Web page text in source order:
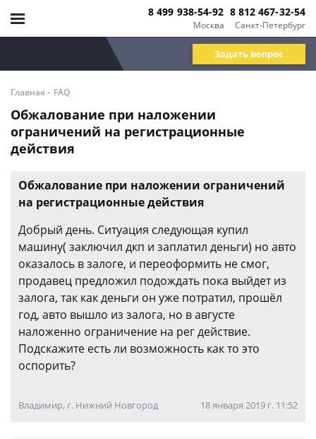
Москва
8 499 938-54-92
Санкт-Петербург
8 812 467-32-54
Задать вопрос
Главная - FAQ
Обжалование при наложении
ограничений на регистрационные
действия
Обжалование при наложении ограничений
на регистрационные действия
Добрый день. Ситуация следующая купил
машину( заключил дкп и заплатил деньги) но авто
оказалось в залоге, и переоформить не смог,
продавец предложил подождать пока выйдет из
залога, так как деньги он уже потратил, прошёл
год, авто вышло из залога, но в августе
наложенно ограничение на рег действие.
Подскажите есть ли возможность как то это
оспорить?
Владимир, г. Нижний Новгород 18 января 2019 г. 11:52